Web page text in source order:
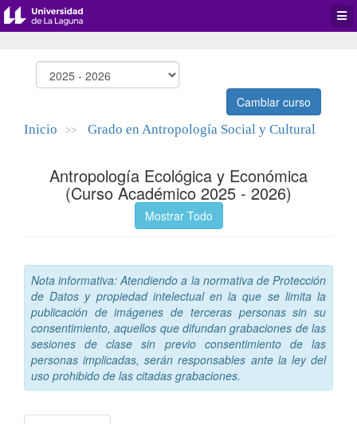
Cambiar curso
Inicio >> Grado en Antropología Social y Cultural
Antropología Ecológica y Económica
(Curso Académico 2025 - 2026)
Mostrar Todo
Nota informativa: Atendiendo a la normativa de Protección
de Datos y propiedad intelectual en la que se limita la
publicación de imágenes de terceras personas sin su
consentimiento, aquellos que difundan grabaciones de las
sesiones de clase sin previo consentimiento de las
personas implicadas, serán responsables ante la ley del
uso prohibido de las citadas grabaciones.